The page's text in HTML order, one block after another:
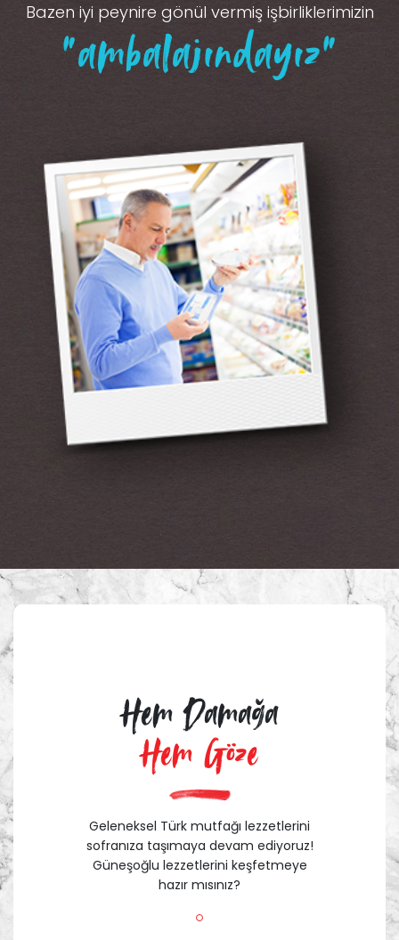
Bazen iyi peynire gönül vermiş işbirliklerimizin
“ambalajındayız”
Hem Damağa
Hem Göze
Geleneksel Türk mutfağı lezzetlerini
sofranıza taşımaya devam ediyoruz!
Güneşoğlu lezzetlerini keşfetmeye
hazır mısınız?